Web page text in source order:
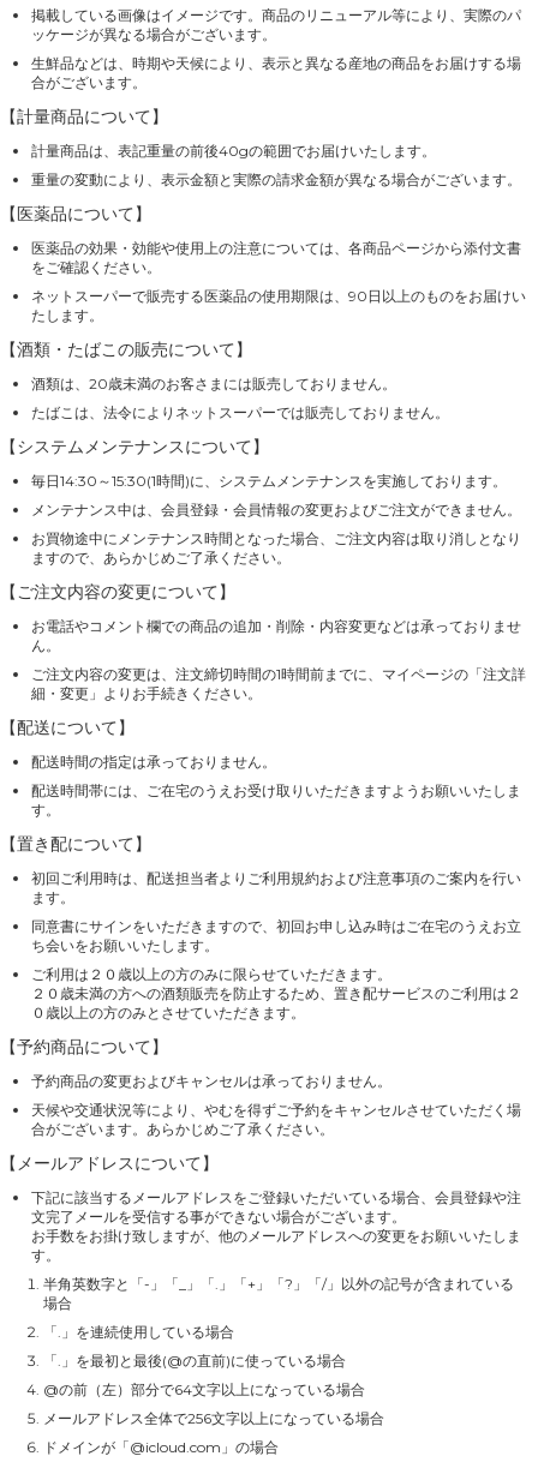
掲載している画像はイメージです。商品のリニューアル等により、実際のパ
ッケージが異なる場合がございます。
生鮮品などは、時期や天候により、表示と異なる産地の商品をお届けする場
合がございます。
【計量商品について】
計量商品は、表記重量の前後40gの範囲でお届けいたします。
重量の変動により、表示金額と実際の請求金額が異なる場合がございます。
【医薬品について】
医薬品の効果・効能や使用上の注意については、各商品ページから添付文書
をご確認ください。
ネットスーパーで販売する医薬品の使用期限は、90日以上のものをお届けい
たします。
【酒類・たばこの販売について】
酒類は、20歳未満のお客さまには販売しておりません。
たばこは、法令によりネットスーパーでは販売しておりません。
【システムメンテナンスについて】
毎日14:30～15:30(1時間)に、システムメンテナンスを実施しております。
メンテナンス中は、会員登録・会員情報の変更およびご注文ができません。
お買物途中にメンテナンス時間となった場合、ご注文内容は取り消しとなり
ますので、あらかじめご了承ください。
【ご注文内容の変更について】
お電話やコメント欄での商品の追加・削除・内容変更などは承っておりませ
ん。
ご注文内容の変更は、注文締切時間の1時間前までに、マイページの「注文詳
細・変更」よりお手続きください。
【配送について】
配送時間の指定は承っておりません。
配送時間帯には、ご在宅のうえお受け取りいただきますようお願いいたしま
す。
【置き配について】
初回ご利用時は、配送担当者よりご利用規約および注意事項のご案内を行い
ます。
同意書にサインをいただきますので、初回お申し込み時はご在宅のうえお立
ち会いをお願いいたします。
ご利用は２０歳以上の方のみに限らせていただきます。
２０歳未満の方への酒類販売を防止するため、置き配サービスのご利用は２
０歳以上の方のみとさせていただきます。
【予約商品について】
予約商品の変更およびキャンセルは承っておりません。
天候や交通状況等により、やむを得ずご予約をキャンセルさせていただく場
合がございます。あらかじめご了承ください。
【メールアドレスについて】
下記に該当するメールアドレスをご登録いただいている場合、会員登録や注
文完了メールを受信する事ができない場合がございます。
お手数をお掛け致しますが、他のメールアドレスへの変更をお願いいたしま
す。
半角英数字と「-」「_」「.」「+」「?」「/」以外の記号が含まれている
場合
「.」を連続使用している場合
「.」を最初と最後(@の直前)に使っている場合
@の前（左）部分で64文字以上になっている場合
メールアドレス全体で256文字以上になっている場合
ドメインが「@icloud.com」の場合